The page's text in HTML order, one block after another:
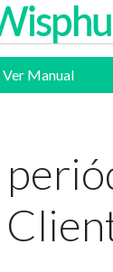
Ver Manual